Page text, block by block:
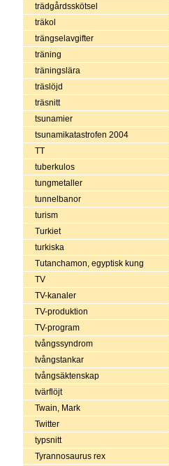
trädgårdsskötsel
träkol
trängselavgifter
träning
träningslära
träslöjd
träsnitt
tsunamier
tsunamikatastrofen 2004
TT
tuberkulos
tungmetaller
tunnelbanor
turism
Turkiet
turkiska
Tutanchamon, egyptisk kung
TV
TV-kanaler
TV-produktion
TV-program
tvångssyndrom
tvångstankar
tvångsäktenskap
tvärflöjt
Twain, Mark
Twitter
typsnitt
Tyrannosaurus rex